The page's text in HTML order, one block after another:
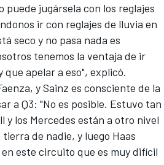
puede jugársela con los reglajes
ir con reglajes de lluvia en
seco y no pasa nada es
tenemos la ventaja de ir
apelar a eso", explicó.
y Sainz es consciente de la
a Q3: "No es posible. Estuvo tan
y los Mercedes están a otro nivel
de nadie, y luego Haas
este circuito que es muy difícil